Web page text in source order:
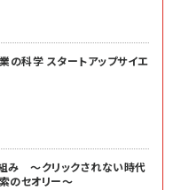
科学 スタートアップサイエ
み ～クリックされない時代
のセオリー～